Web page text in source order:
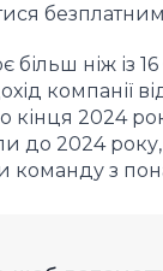
ніж із
компанії
2024
до 2024
команду з